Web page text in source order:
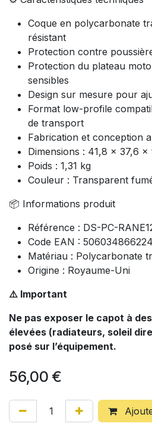
Coque en polycarbonate
résistant
Protection contre
Protection du plateau
sensibles
Design sur mesure pour
Format low-profile
de transport
Fabrication et conception
Dimensions : 41,8 x 37,6 x
Poids : 1,31 kg
Couleur : Transparent
📦 Informations produit
Référence : DS-PC-
Code EAN :
Matériau : Polycarbonate
Origine : Royaume-Uni
⚠️ Important
Ne pas exposer le capot à
élevées (radiateurs, soleil
posé sur l’équipement.
56,00 €